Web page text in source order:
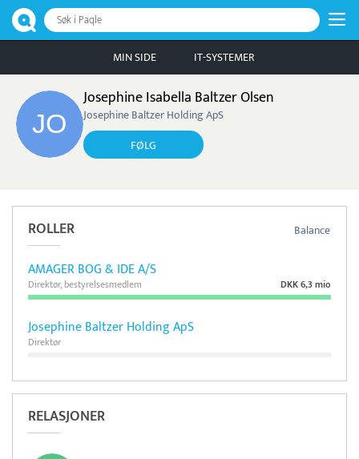
Søk i Paqle
MIN SIDE IT-SYSTEMER
Josephine Isabella Baltzer Olsen
Josephine Baltzer Holding ApS
FØLG
Balance
ROLLER
AMAGER BOG & IDE A/S
DKK 6,3 mio
Direktør, bestyrelsesmedlem
Josephine Baltzer Holding ApS
Direktør
RELASJONER